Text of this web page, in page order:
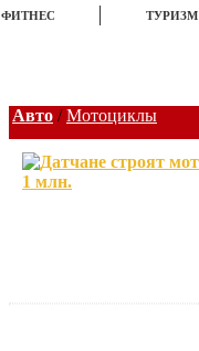
ФИТНЕС ТУРИЗМ
Авто /Мотоциклы